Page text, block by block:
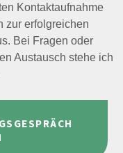
Kontaktaufnahme
zur erfolgreichen
Bei Fragen oder
Austausch stehe ich